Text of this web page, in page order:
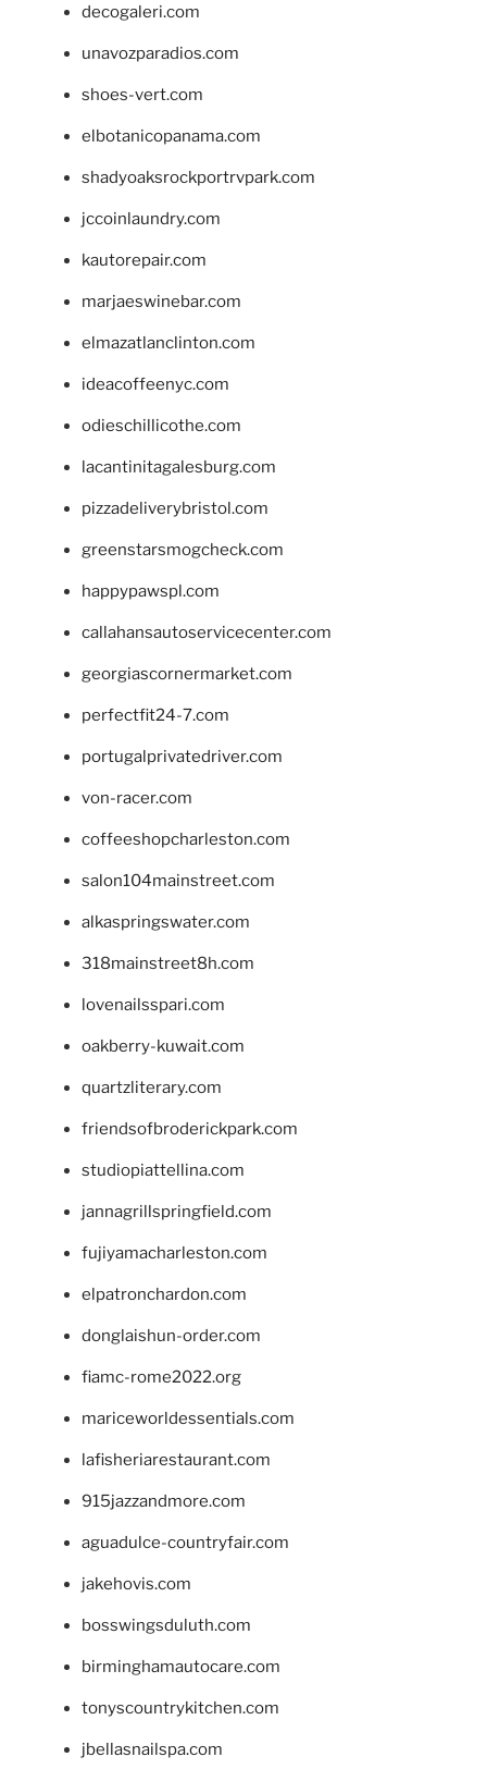
decogaleri.com
unavozparadios.com
shoes-vert.com
elbotanicopanama.com
shadyoaksrockportrvpark.com
jccoinlaundry.com
kautorepair.com
marjaeswinebar.com
elmazatlanclinton.com
ideacoffeenyc.com
odieschillicothe.com
lacantinitagalesburg.com
pizzadeliverybristol.com
greenstarsmogcheck.com
happypawspl.com
callahansautoservicecenter.com
georgiascornermarket.com
perfectfit24-7.com
portugalprivatedriver.com
von-racer.com
coffeeshopcharleston.com
salon104mainstreet.com
alkaspringswater.com
318mainstreet8h.com
lovenailsspari.com
oakberry-kuwait.com
quartzliterary.com
friendsofbroderickpark.com
studiopiattellina.com
jannagrillspringfield.com
fujiyamacharleston.com
elpatronchardon.com
donglaishun-order.com
fiamc-rome2022.org
mariceworldessentials.com
lafisheriarestaurant.com
915jazzandmore.com
aguadulce-countryfair.com
jakehovis.com
bosswingsduluth.com
birminghamautocare.com
tonyscountrykitchen.com
jbellasnailspa.com